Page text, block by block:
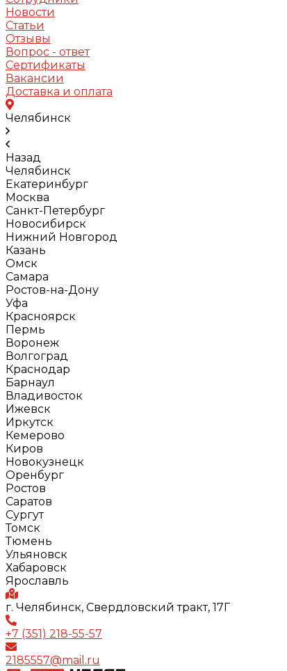
Новости
Статьи
Отзывы
Вопрос - ответ
Сертификаты
Вакансии
Доставка и оплата
Челябинск
Назад
Челябинск
Екатеринбург
Москва
Санкт-Петербург
Новосибирск
Нижний Новгород
Казань
Омск
Самара
Ростов-на-Дону
Уфа
Красноярск
Пермь
Воронеж
Волгоград
Краснодар
Барнаул
Владивосток
Ижевск
Иркутск
Кемерово
Киров
Новокузнецк
Оренбург
Ростов
Саратов
Сургут
Томск
Тюмень
Ульяновск
Хабаровск
Ярославль
г. Челябинск, Свердловский тракт, 17Г
+7 (351) 218-55-57
2185557@mail.ru